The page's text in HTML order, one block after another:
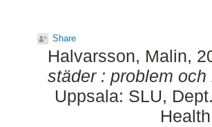
Share
Halvarsson, Malin,
städer : problem och
Uppsala: SLU,